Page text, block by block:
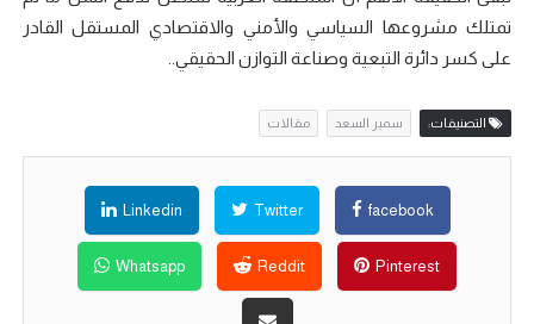
تمتلك مشروعها السياسي والأمني والاقتصادي المستقل القادر
على كسر دائرة التبعية وصناعة التوازن الحقيقي..
التصنيفات: سمير السعد مقالات
facebook
Twitter
Linkedin
Pinterest
Reddit
Whatsapp